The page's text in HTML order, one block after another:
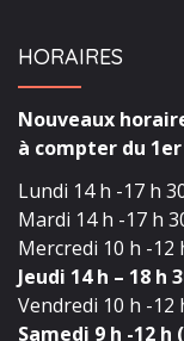
HORAIRES
Nouveaux
à compter du
Lundi 14 h -17 h
Mardi 14 h -17 h
Mercredi 10 h -12
Jeudi 14 h – 18
Vendredi 10 h -12
Samedi 9 h -12